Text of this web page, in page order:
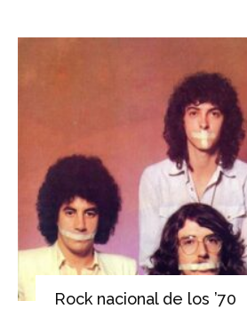
Rock nacional de los ’70